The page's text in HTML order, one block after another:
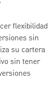
flexibilidad
sin
su cartera
sin tener